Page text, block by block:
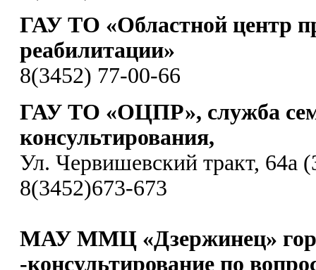
ГАУ ТО «Областной центр
реабилитации»
8(3452) 77-00-66
ГАУ ТО «ОЦПР», служба
консультирования,
Ул. Червишевский тракт, 64а
8(3452)673-673
МАУ ММЦ «Дзержинец»
-консультирование по